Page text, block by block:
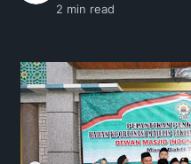
2 min read